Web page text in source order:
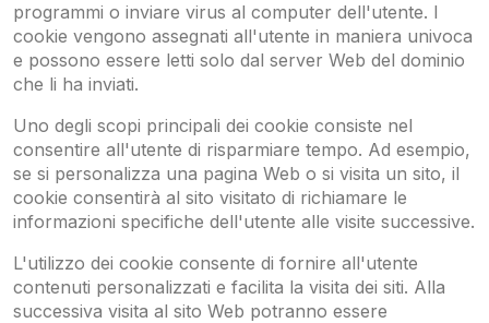
programmi o inviare virus al computer dell'utente. I
cookie vengono assegnati all'utente in maniera univoca
e possono essere letti solo dal server Web del dominio
che li ha inviati.
Uno degli scopi principali dei cookie consiste nel
consentire all'utente di risparmiare tempo. Ad esempio,
se si personalizza una pagina Web o si visita un sito, il
cookie consentirà al sito visitato di richiamare le
informazioni specifiche dell'utente alle visite successive.
L'utilizzo dei cookie consente di fornire all'utente
contenuti personalizzati e facilita la visita dei siti. Alla
successiva visita al sito Web potranno essere